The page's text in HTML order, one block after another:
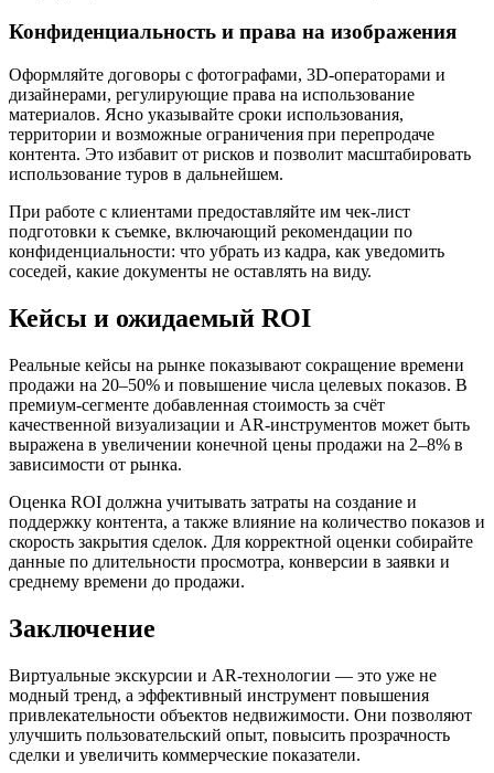
Конфиденциальность и права на изображения
Оформляйте договоры с фотографами, 3D-операторами и
дизайнерами, регулирующие права на использование
материалов. Ясно указывайте сроки использования,
территории и возможные ограничения при перепродаче
контента. Это избавит от рисков и позволит масштабировать
использование туров в дальнейшем.
При работе с клиентами предоставляйте им чек-лист
подготовки к съемке, включающий рекомендации по
конфиденциальности: что убрать из кадра, как уведомить
соседей, какие документы не оставлять на виду.
Кейсы и ожидаемый ROI
Реальные кейсы на рынке показывают сокращение времени
продажи на 20–50% и повышение числа целевых показов. В
премиум-сегменте добавленная стоимость за счёт
качественной визуализации и AR-инструментов может быть
выражена в увеличении конечной цены продажи на 2–8% в
зависимости от рынка.
Оценка ROI должна учитывать затраты на создание и
поддержку контента, а также влияние на количество показов и
скорость закрытия сделок. Для корректной оценки собирайте
данные по длительности просмотра, конверсии в заявки и
среднему времени до продажи.
Заключение
Виртуальные экскурсии и AR-технологии — это уже не
модный тренд, а эффективный инструмент повышения
привлекательности объектов недвижимости. Они позволяют
улучшить пользовательский опыт, повысить прозрачность
сделки и увеличить коммерческие показатели.